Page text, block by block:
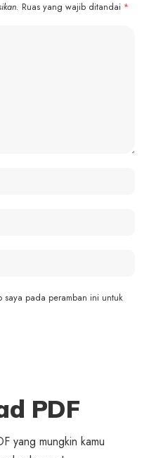
Ruas yang wajib ditandai *
saya pada peramban ini untuk
PDF
yang mungkin kamu